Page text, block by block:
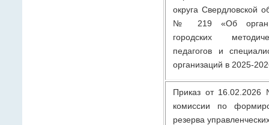
округа Свердловской
№ 219 «Об
городских
педагогов и
организаций в 2025-
Приказ от
комиссии по
резерва